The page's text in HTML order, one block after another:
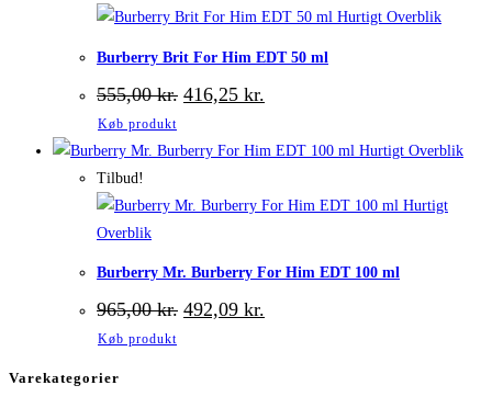
Hurtigt Overblik
Burberry Brit For Him EDT 50 ml
555,00kr. Den
oprindelige
var:
416,25 kr.
aktuelle
er:
Køb produkt
Hurtigt Overblik
Tilbud!
Hurtigt
Overblik
Burberry Mr. Burberry For Him EDT 100 ml
965,00kr. Den
oprindelige
492,09 kr.
aktuelle
Køb produkt
Varekategorier